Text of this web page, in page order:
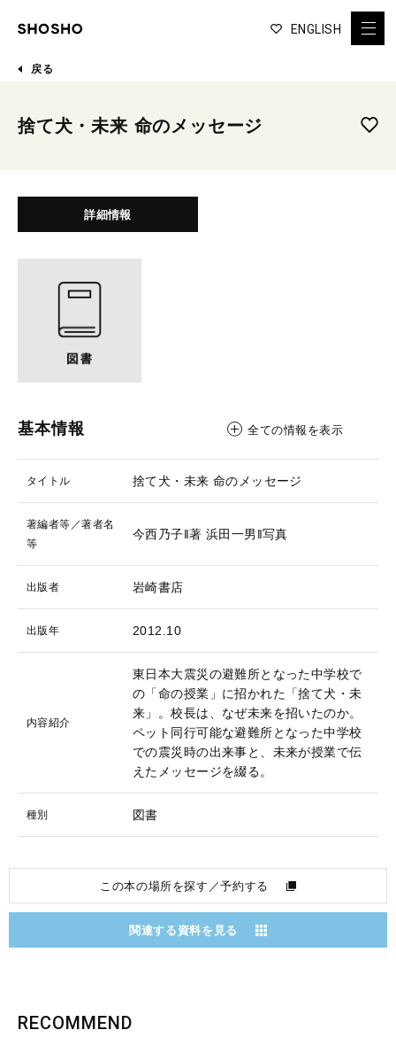
ENGLISH
戻る
捨て犬・未来 命のメッセージ
詳細情報
基本情報 全ての情報を表示
タイトル 捨て犬・未来 命のメッセージ
著編者等／著者名
等
今西乃子‖著 浜田一男‖写真
出版者 岩崎書店
出版年 2012.10
内容紹介
東日本大震災の避難所となった中学校で
の「命の授業」に招かれた「捨て犬・未
来」。校長は、なぜ未来を招いたのか。
ペット同行可能な避難所となった中学校
での震災時の出来事と、未来が授業で伝
えたメッセージを綴る。
種別 図書
この本の場所を探す／予約する
関連する資料を見る
RECOMMEND